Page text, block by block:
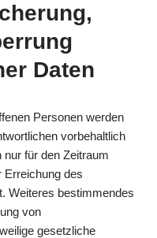
Daten
Personen werden
vorbehaltlich
für den Zeitraum
Erreichung des
Weiteres bestimmendes
von
gesetzliche